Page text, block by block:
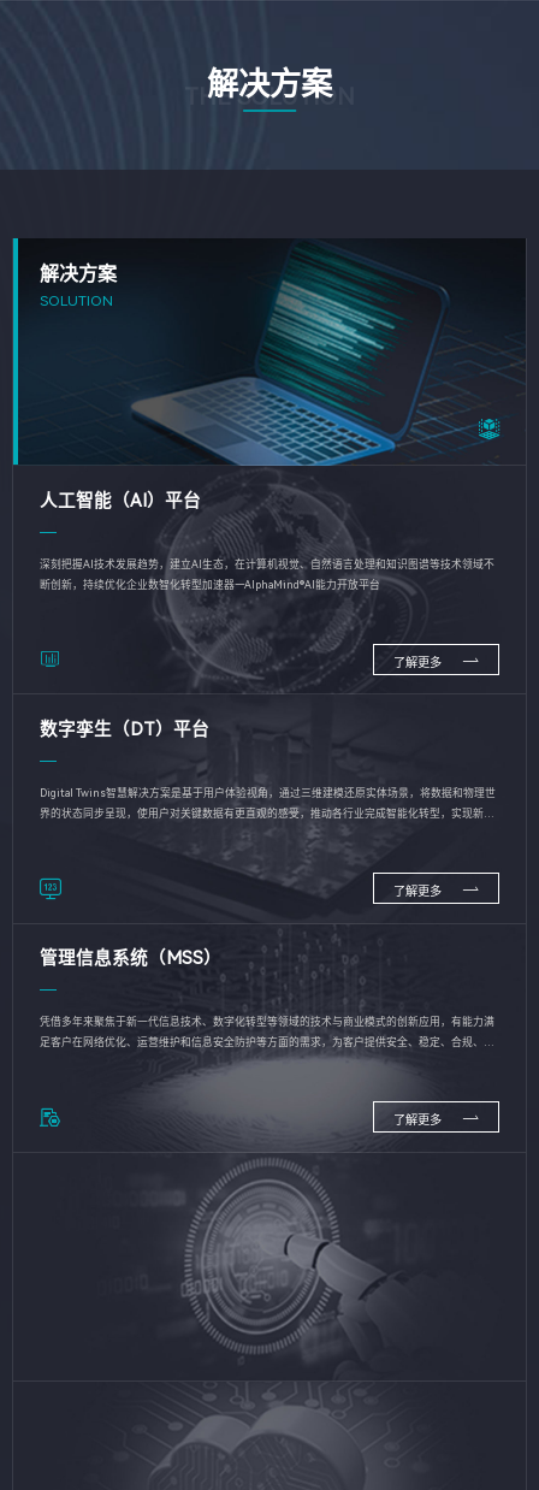
解决方案
THE SOLUTION
解决方案
SOLUTION
人工智能（AI）平台
深刻把握AI技术发展趋势，建立AI生态，在计算机视觉、自然语言处理和知识图谱等技术领域不
断创新，持续优化企业数智化转型加速器—AlphaMind®AI能力开放平台
了解更多
数字孪生（DT）平台
Digital Twins智慧解决方案是基于用户体验视角，通过三维建模还原实体场景，将数据和物理世
界的状态同步呈现，使用户对关键数据有更直观的感受，推动各行业完成智能化转型，实现新旧
了解更多
管理信息系统（MSS）
凭借多年来聚焦于新一代信息技术、数字化转型等领域的技术与商业模式的创新应用，有能力满
足客户在网络优化、运营维护和信息安全防护等方面的需求，为客户提供安全、稳定、合规、持
了解更多